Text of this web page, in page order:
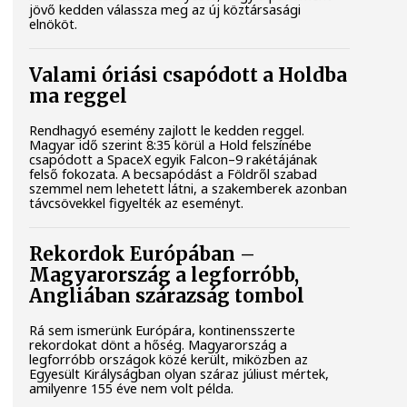
jövő kedden válassza meg az új köztársasági
elnököt.
Valami óriási csapódott a Holdba
ma reggel
Rendhagyó esemény zajlott le kedden reggel.
Magyar idő szerint 8:35 körül a Hold felszínébe
csapódott a SpaceX egyik Falcon–9 rakétájának
felső fokozata. A becsapódást a Földről szabad
szemmel nem lehetett látni, a szakemberek azonban
távcsövekkel figyelték az eseményt.
Rekordok Európában –
Magyarország a legforróbb,
Angliában szárazság tombol
Rá sem ismerünk Európára, kontinensszerte
rekordokat dönt a hőség. Magyarország a
legforróbb országok közé került, miközben az
Egyesült Királyságban olyan száraz júliust mértek,
amilyenre 155 éve nem volt példa.